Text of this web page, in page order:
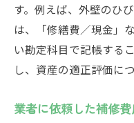
す。例えば、外壁のひ
は、「修繕費／現金」
い勘定科目で記帳する
し、資産の適正評価に
業者に依頼した補修